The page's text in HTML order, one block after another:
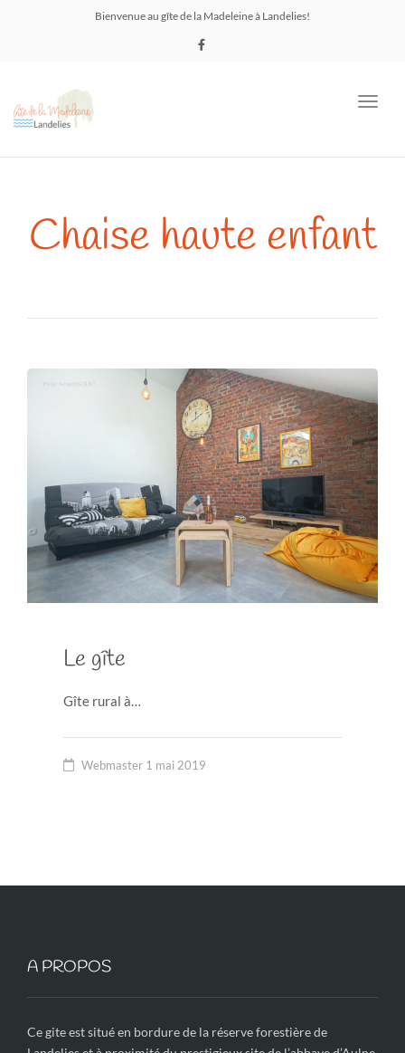
Bienvenue au gîte de la Madeleine à Landelies!
Chaise haute enfant
Le gîte
Gîte rural à…
Webmaster 1 mai 2019
A PROPOS
Ce gite est situé en bordure de la réserve forestière de